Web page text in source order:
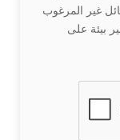
غير المرغوب
بيئة على